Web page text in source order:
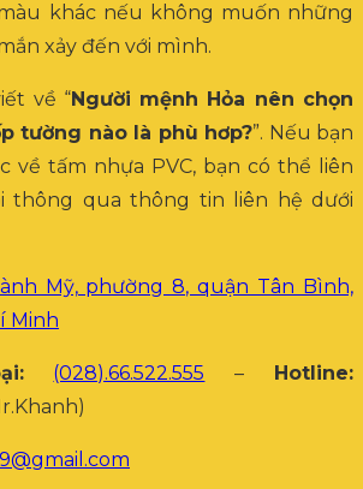
khác nếu không muốn những
xảy đến với mình.
về “Người mệnh Hỏa nên chọn
tường nào là phù hơp?”. Nếu bạn
về tấm nhựa PVC, bạn có thể liên
thông qua thông tin liên hệ dưới
Mỹ, phường 8, quận Tân Bình,
Minh
(028).66.522.555 – Hotline: